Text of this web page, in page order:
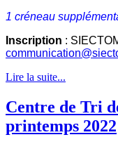
1 créneau
Inscription :
Lire la suite...
Centre de Tri
printemps 2022